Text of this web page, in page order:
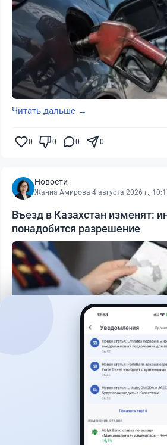
Читать дальше →
0 0 0 0
Новости
Жанна Амирова·4 августа 2026 г.,
Въезд в Казахстан изменят:
понадобится разрешение
1
4 августа 2026 г., 20:30